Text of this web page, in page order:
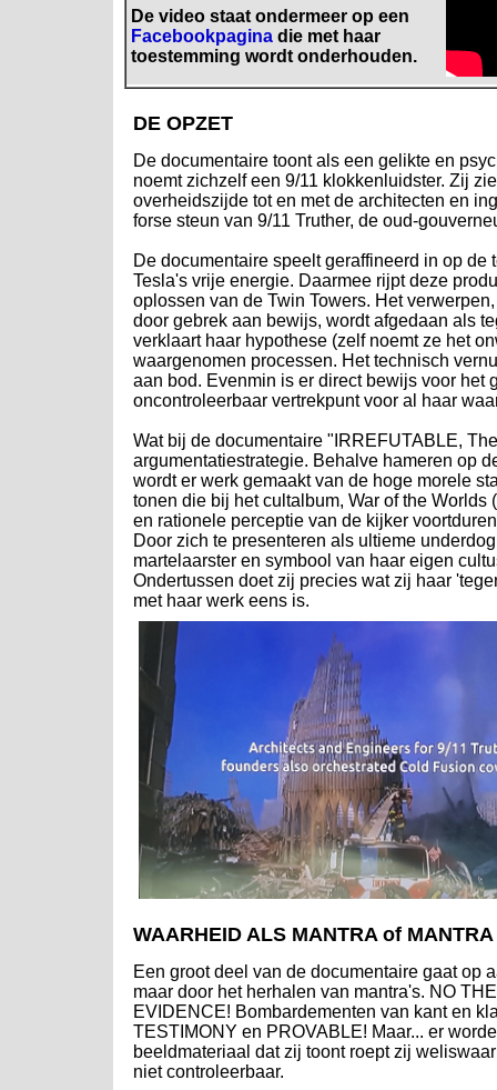
De video staat ondermeer op een
Facebookpaginadie met haar
toestemming wordt onderhouden.
DE OPZET
De documentaire toont als een gelikte en
noemt zichzelf een 9/11 klokkenluidster. Zij
overheidszijde tot en met de architecten en
forse steun van 9/11 Truther, de oud-
De documentaire speelt geraffineerd in op
Tesla's vrije energie. Daarmee rijpt deze
oplossen van de Twin Towers. Het
door gebrek aan bewijs, wordt afgedaan als
verklaart haar hypothese (zelf noemt ze het
waargenomen processen. Het technisch
aan bod. Evenmin is er direct bewijs voor het
oncontroleerbaar vertrekpunt voor al haar
Wat bij de documentaire "IRREFUTABLE,
argumentatiestrategie. Behalve hameren op
wordt er werk gemaakt van de hoge morele
tonen die bij het cultalbum, War of the
en rationele perceptie van de kijker
Door zich te presenteren als ultieme
martelaarster en symbool van haar eigen
Ondertussen doet zij precies wat zij haar
met haar werk eens is.
WAARHEID ALS MANTRA of
Een groot deel van de documentaire gaat op
maar door het herhalen van mantra's. NO
EVIDENCE! Bombardementen van kant en
TESTIMONY en PROVABLE! Maar... er
beeldmateriaal dat zij toont roept zij
niet controleerbaar.